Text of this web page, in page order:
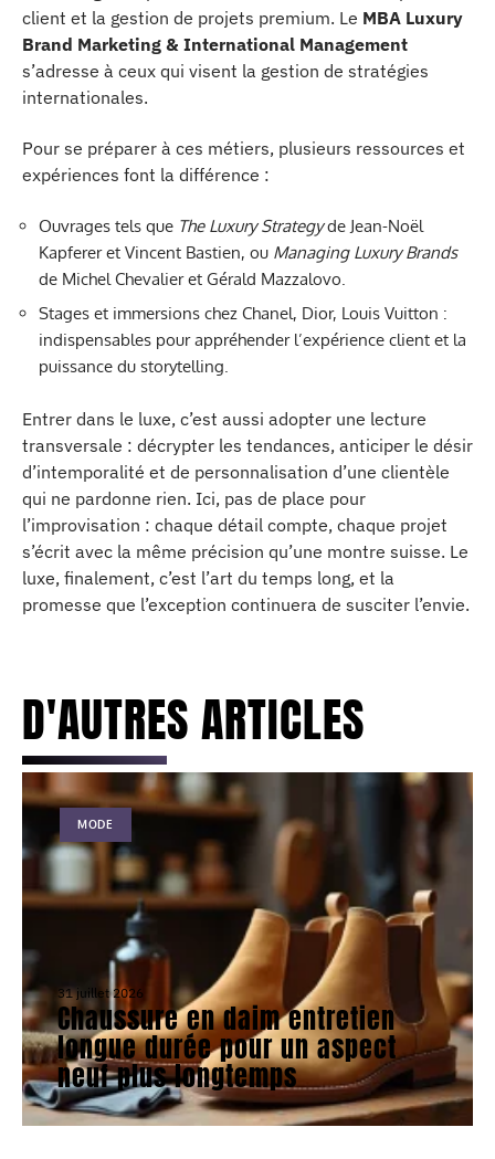
client et la gestion de projets premium. Le MBA Luxury
Brand Marketing & International Management
s’adresse à ceux qui visent la gestion de stratégies
internationales.
Pour se préparer à ces métiers, plusieurs ressources et
expériences font la différence :
Ouvrages tels que The Luxury Strategyde Jean-Noël
Kapferer et Vincent Bastien, ou Managing Luxury Brands
de Michel Chevalier et Gérald Mazzalovo.
Stages et immersions chez Chanel, Dior, Louis Vuitton :
indispensables pour appréhender l’expérience client et la
puissance du storytelling.
Entrer dans le luxe, c’est aussi adopter une lecture
transversale : décrypter les tendances, anticiper le désir
d’intemporalité et de personnalisation d’une clientèle
qui ne pardonne rien. Ici, pas de place pour
l’improvisation : chaque détail compte, chaque projet
s’écrit avec la même précision qu’une montre suisse. Le
luxe, finalement, c’est l’art du temps long, et la
promesse que l’exception continuera de susciter l’envie.
D'AUTRES ARTICLES
MODE
31 juillet 2026
Chaussure en daim entretien
longue durée pour un aspect
neuf plus longtemps